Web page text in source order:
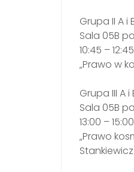
Grupa II A i
Sala 05B
10:45 – 12:45
„Prawo w
Grupa III A i
Sala 05B
13:00 – 15:00
„Prawo
Stankiewicz